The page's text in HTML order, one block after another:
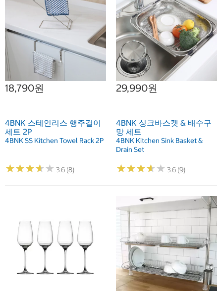
18,790원
4BNK 스테인리스 행주걸이
세트 2P
4BNK SS Kitchen Towel Rack 2P
★★★★★
★★★★★ 3.6 (8)
29,990원
4BNK 싱크바스켓 & 배수구
망 세트
4BNK Kitchen Sink Basket &
Drain Set
★★★★★
★★★★★ 3.6 (9)